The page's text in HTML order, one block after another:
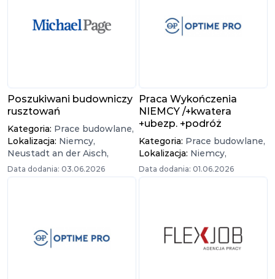
Poszukiwani budowniczy
rusztowań
Kategoria: Prace budowlane,
Lokalizacja: Niemcy,
Neustadt an der Aisch,
Data dodania: 03.06.2026
Praca Wykończenia
NIEMCY /+kwatera
+ubezp. +podróż
Kategoria: Prace budowlane,
Lokalizacja: Niemcy,
Data dodania: 01.06.2026